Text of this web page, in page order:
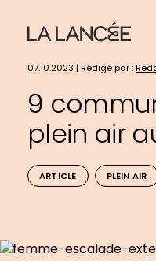
07.10.2023 | Rédigé par :
9
plein air
ARTICLE PLEIN AIR